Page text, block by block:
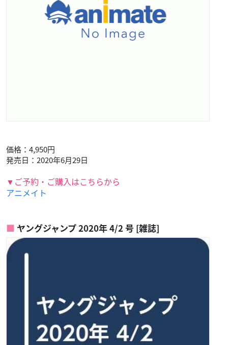
価格：4,950円
発売日：2020年6月29日
▼ご予約・ご購入はこちらから
アニメイト
ヤングジャンプ 2020年 4/2 号 [雑誌]